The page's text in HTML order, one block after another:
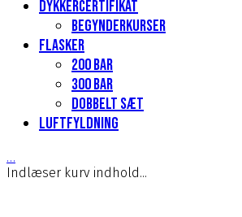
Dykkercertifikat
Begynderkurser
Flasker
200 Bar
300 bar
Dobbelt sæt
Luftfyldning
…
Indlæser kurv indhold...